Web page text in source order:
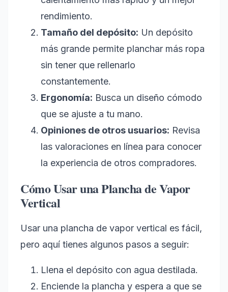
rendimiento.
Tamaño del depósito: Un depósito
más grande permite planchar más ropa
sin tener que rellenarlo
constantemente.
Ergonomía: Busca un diseño cómodo
que se ajuste a tu mano.
Opiniones de otros usuarios: Revisa
las valoraciones en línea para conocer
la experiencia de otros compradores.
Cómo Usar una Plancha de Vapor
Vertical
Usar una plancha de vapor vertical es fácil,
pero aquí tienes algunos pasos a seguir:
Llena el depósito con agua destilada.
Enciende la plancha y espera a que se